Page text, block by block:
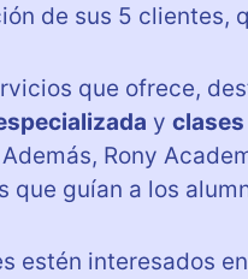
de sus 5 clientes,
que ofrece,
y
Rony
que guían a los
estén interesados